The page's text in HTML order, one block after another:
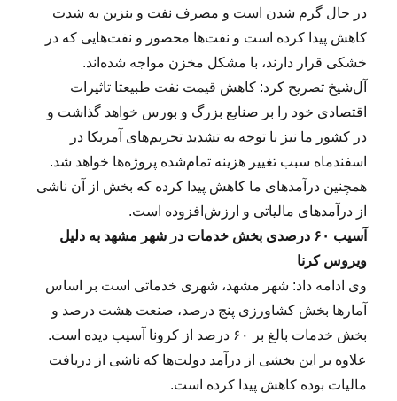
در حال گرم شدن است و مصرف نفت و بنزین به شدت
کاهش پیدا کرده است و نفت‌ها محصور و نفت‌هایی که در
خشکی قرار دارند، با مشکل مخزن مواجه شده‌اند.
آل‌شیخ تصریح کرد: کاهش قیمت نفت طبیعتا تاثیرات
اقتصادی خود را بر صنایع بزرگ و بورس خواهد گذاشت و
در کشور ما نیز با توجه به تشدید تحریم‌های آمریکا در
اسفندماه سبب تغییر هزینه تمام‌شده پروژه‌ها خواهد شد.
همچنین درآمدهای ما کاهش پیدا کرده که بخش از آن ناشی
از درآمدهای مالیاتی و ارزش‌افزوده است.
آسیب ۶۰ درصدی بخش خدمات در شهر مشهد به دلیل
ویروس کرنا
وی ادامه داد: شهر مشهد، شهری خدماتی است بر اساس
آمارها بخش کشاورزی پنج درصد، صنعت هشت درصد و
بخش خدمات بالغ بر ۶۰ درصد از کرونا آسیب دیده است.
علاوه بر این بخشی از درآمد دولت‌ها که ناشی از دریافت
مالیات بوده کاهش پیدا کرده است.